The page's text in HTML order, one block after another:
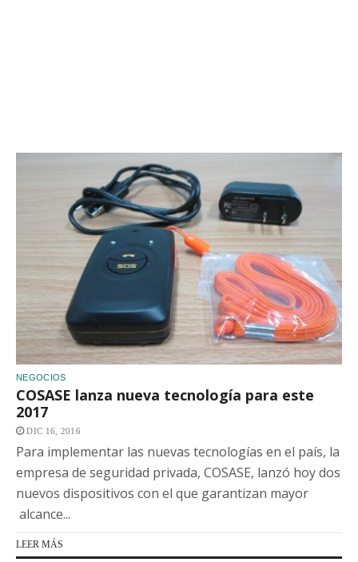
NEGOCIOS
COSASE lanza nueva tecnología para este
2017
DIC 16, 2016
Para implementar las nuevas tecnologías en el país, la
empresa de seguridad privada, COSASE, lanzó hoy dos
nuevos dispositivos con el que garantizan mayor
alcance...
LEER MÁS